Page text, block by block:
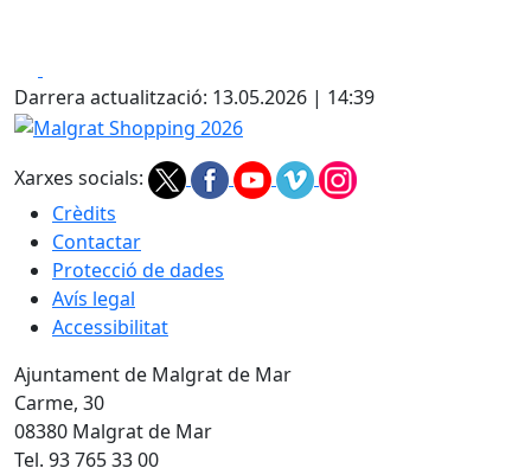
Darrera actualització: 13.05.2026 | 14:39
Malgrat Shopping 2026
Xarxes socials:
Crèdits
Contactar
Protecció de dades
Avís legal
Accessibilitat
Ajuntament de Malgrat de Mar
Carme, 30
08380 Malgrat de Mar
Tel. 93 765 33 00